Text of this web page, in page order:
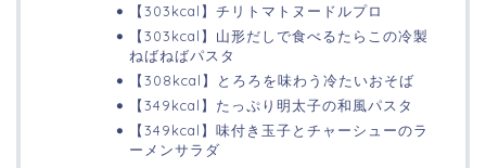
【303kcal】チリトマトヌードルプロ
【303kcal】山形だしで食べるたらこの冷製
ねばねばパスタ
【308kcal】とろろを味わう冷たいおそば
【349kcal】たっぷり明太子の和風パスタ
【349kcal】味付き玉子とチャーシューのラ
ーメンサラダ